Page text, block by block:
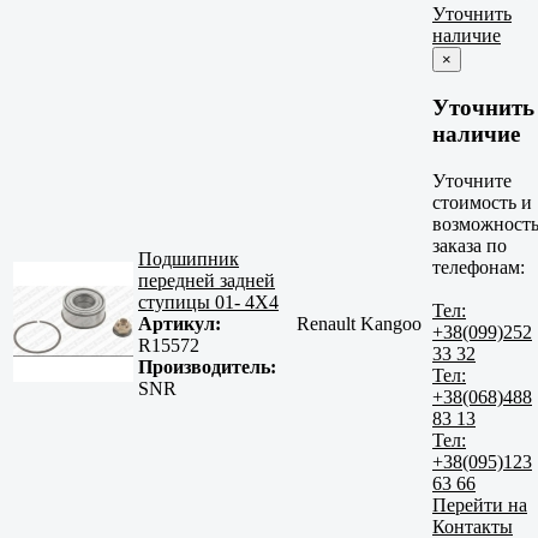
Подшипник
передней задней
ступицы 01- 4X4
Артикул:
R15572
Производитель:
SNR
Renault Kangoo
Уточнить
наличие
×
Уточнить
наличие
Уточните
стоимость и
возможность
заказа по
телефонам:
Тел:
+38(099)252
33 32
Тел:
+38(068)488
83 13
Тел:
+38(095)123
63 66
Перейти на
Контакты